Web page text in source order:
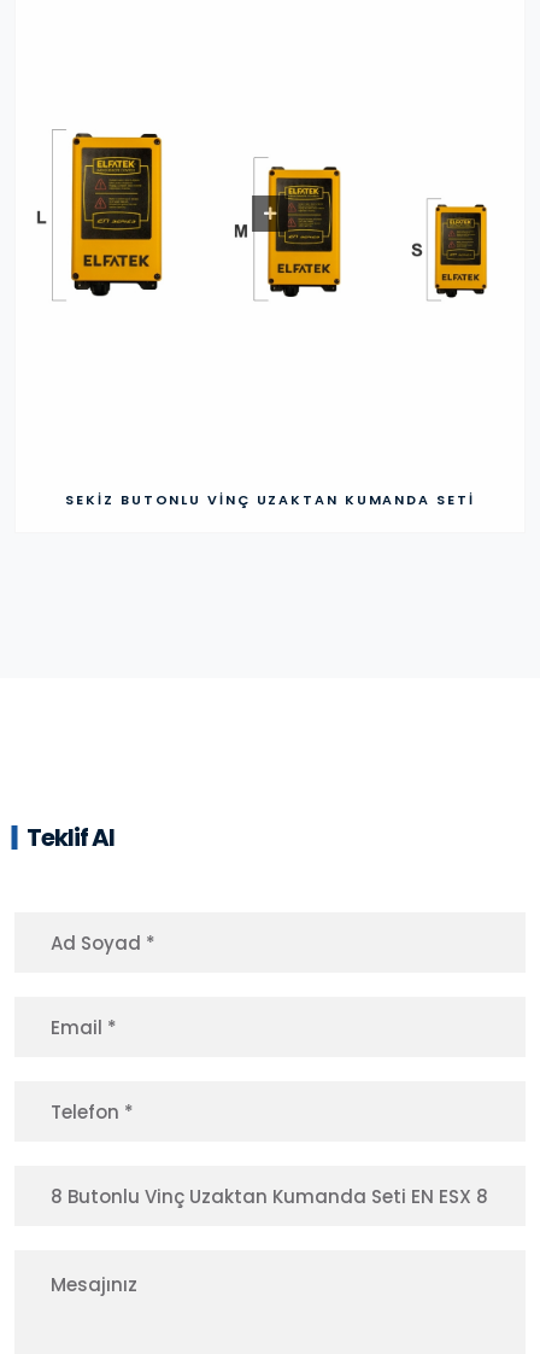
SEKIZ BUTONLU VINÇ UZAKTAN KUMANDA SETI
Teklif Al